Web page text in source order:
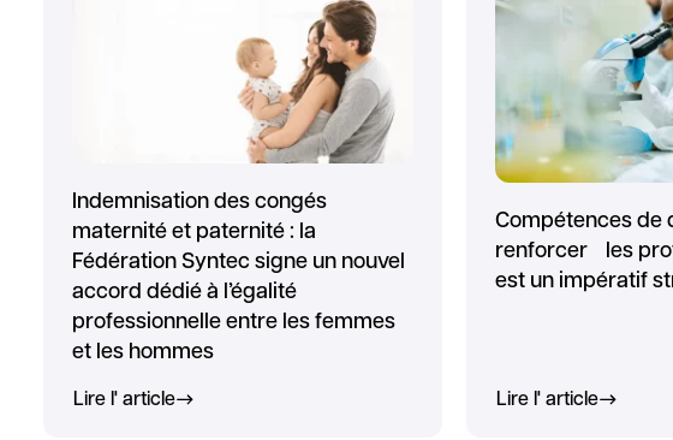
Indemnisation des congés
maternité et paternité : la
Fédération Syntec signe un nouvel
accord dédié à l’égalité
professionnelle entre les femmes
et les hommes
Lire l' article
Compétences de
renforcer les
est un impératif
Lire l' article